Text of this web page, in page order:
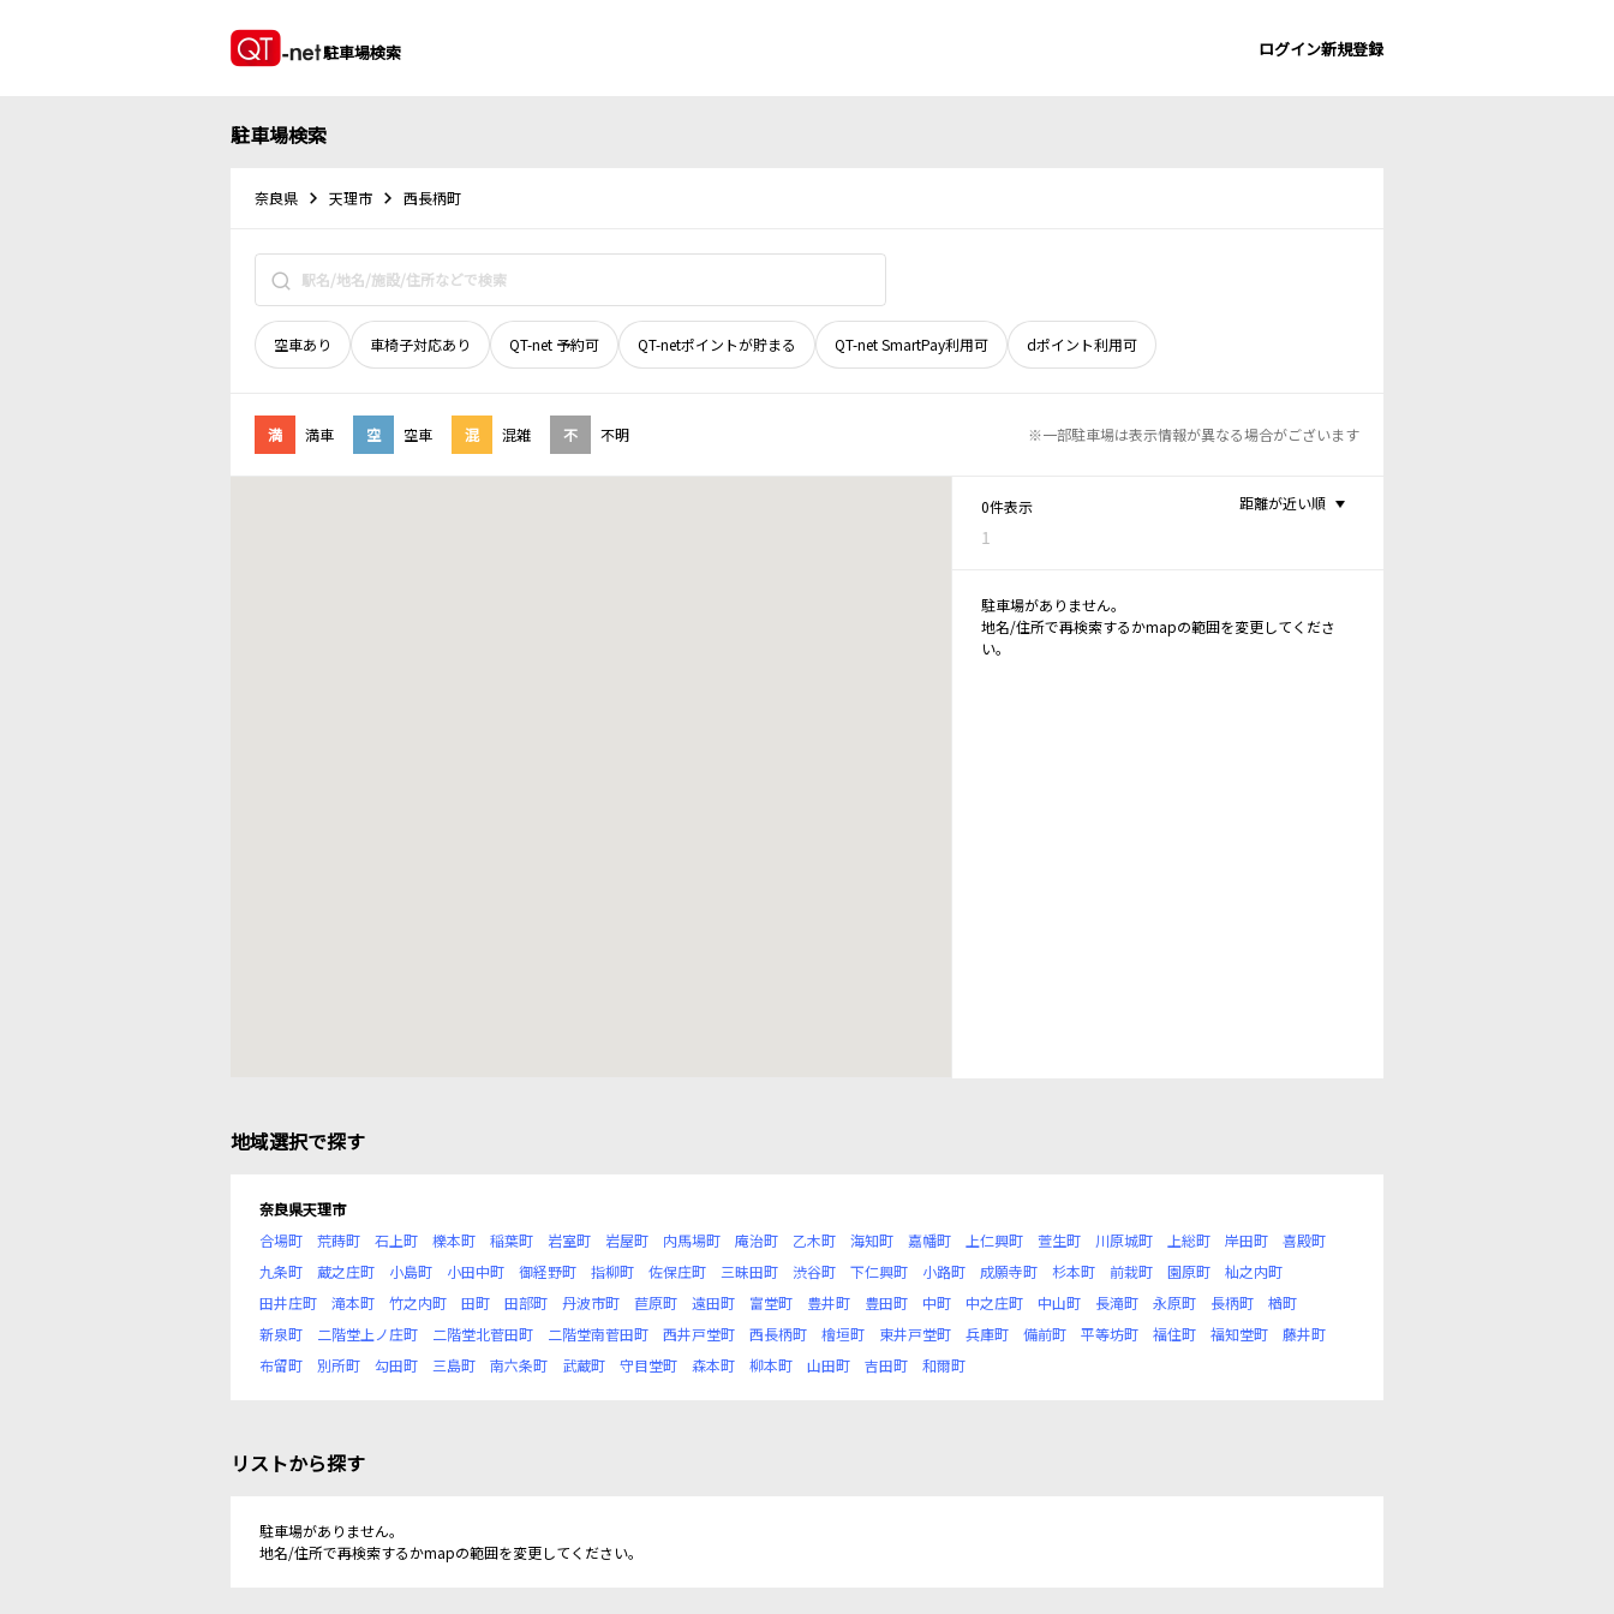
駐車場検索 ログイン新規登録
駐車場検索
奈良県 天理市 西長柄町
空車あり 車椅子対応あり QT-net 予約可 QT-netポイントが貯まる QT-net SmartPay利用可 dポイント利用可
満 満車 空 空車 混 混雑 不 不明 ※一部駐車場は表示情報が異なる場合がございます
0件表示
1
距離が近い順
駐車場がありません。
地名/住所で再検索するかmapの範囲を変更してくださ
い。
地域選択で探す
奈良県天理市
合場町
荒蒔町 石上町 櫟本町 稲葉町 岩室町 岩屋町 内馬場町 庵治町 乙木町 海知町 嘉幡町 上仁興町 萱生町 川原城町 上総町 岸田町
喜殿町
九条町
蔵之庄町 小島町 小田中町 御経野町 指柳町 佐保庄町 三昧田町 渋谷町 下仁興町 小路町 成願寺町 杉本町 前栽町 園原町
杣之内町
田井庄町
滝本町 竹之内町 田町 田部町 丹波市町 苣原町 遠田町 富堂町 豊井町 豊田町 中町 中之庄町 中山町 長滝町 永原町 長柄町
楢町
新泉町
二階堂上ノ庄町 二階堂北菅田町 二階堂南菅田町 西井戸堂町 西長柄町 檜垣町 東井戸堂町 兵庫町 備前町 平等坊町 福住町 福知堂町
藤井町
布留町
別所町 勾田町 三島町 南六条町 武蔵町 守目堂町 森本町 柳本町 山田町 吉田町 和爾町
リストから探す
駐車場がありません。
地名/住所で再検索するかmapの範囲を変更してください。